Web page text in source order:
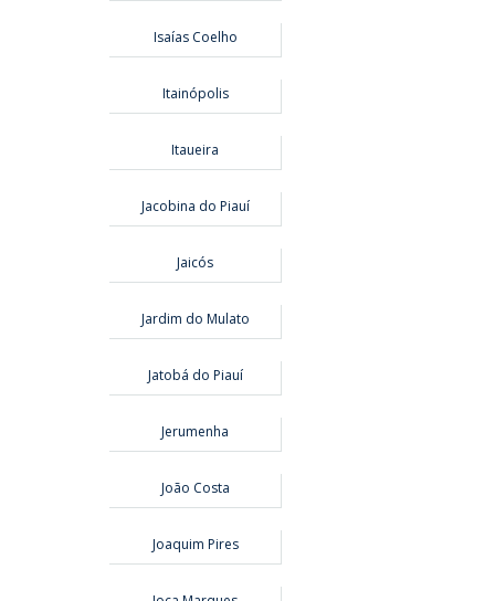
Isaías Coelho
Itainópolis
Itaueira
Jacobina do Piauí
Jaicós
Jardim do Mulato
Jatobá do Piauí
Jerumenha
João Costa
Joaquim Pires